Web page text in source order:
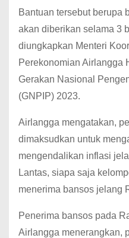
Bantuan tersebut berupa
akan diberikan selama 3
diungkapkan Menteri
Perekonomian Airlangga
Gerakan Nasional
(GNPIP) 2023.
Airlangga mengatakan,
dimaksudkan untuk
mengendalikan inflasi
Lantas, siapa saja
menerima bansos jelang
Penerima bansos pada
Airlangga menerangkan,